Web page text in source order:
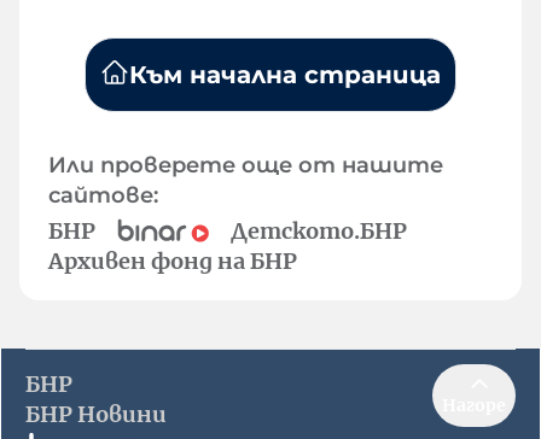
Към начална страница
Или проверете още от нашите
сайтове:
БНР
Детското.БНР
Архивен фонд на БНР
БНР
БНР Новини